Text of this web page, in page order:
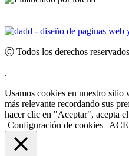
Ⓒ Todos los derechos
.
Usamos cookies en nuestro sitio
más relevante recordando sus
hacer clic en "Aceptar", acepta
Configuración de cookies